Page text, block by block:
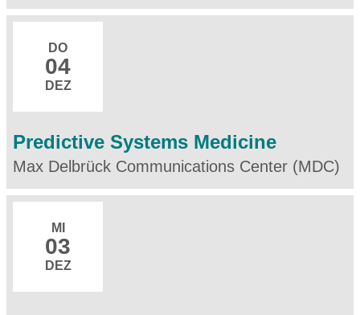
DO
04
DEZ
Predictive Systems Medicine
Max Delbrück Communications Center (MDC)
MI
03
DEZ